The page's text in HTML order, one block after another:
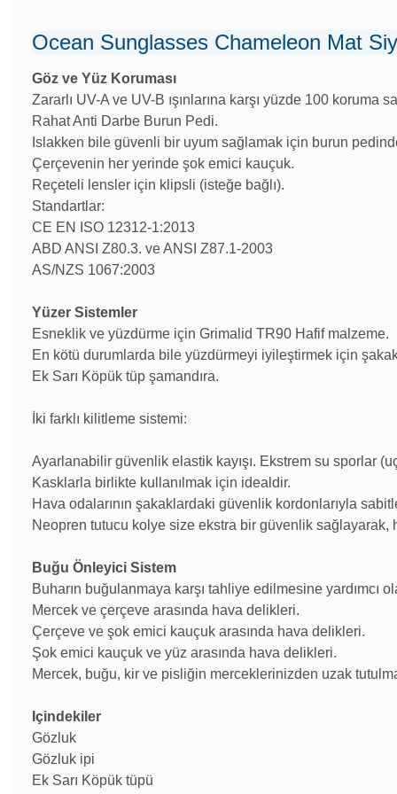
Ocean Sunglasses Chameleon Mat
Göz ve Yüz Koruması
Zararlı UV-A ve UV-B ışınlarına karşı yüzde 100 koruma
Rahat Anti Darbe Burun Pedi.
Islakken bile güvenli bir uyum sağlamak için burun
Çerçevenin her yerinde şok emici kauçuk.
Reçeteli lensler için klipsli (isteğe bağlı).
Standartlar:
CE EN ISO 12312-1:2013
ABD ANSI Z80.3. ve ANSI Z87.1-2003
AS/NZS 1067:2003
Yüzer Sistemler
Esneklik ve yüzdürme için Grimalid TR90 Hafif malzeme.
En kötü durumlarda bile yüzdürmeyi iyileştirmek için
Ek Sarı Köpük tüp şamandıra.
İki farklı kilitleme sistemi:
Ayarlanabilir güvenlik elastik kayışı. Ekstrem su sporlar
Kasklarla birlikte kullanılmak için idealdir.
Hava odalarının şakaklardaki güvenlik kordonlarıyla
Neopren tutucu kolye size ekstra bir güvenlik sağlayarak,
Buğu Önleyici Sistem
Buharın buğulanmaya karşı tahliye edilmesine yardımcı
Mercek ve çerçeve arasında hava delikleri.
Çerçeve ve şok emici kauçuk arasında hava delikleri.
Şok emici kauçuk ve yüz arasında hava delikleri.
Mercek, buğu, kir ve pisliğin merceklerinizden uzak
Içindekiler
Gözluk
Gözluk ipi
Ek Sarı Köpük tüpü